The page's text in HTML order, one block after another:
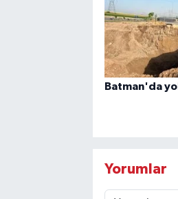
Batman'da
Yorumlar